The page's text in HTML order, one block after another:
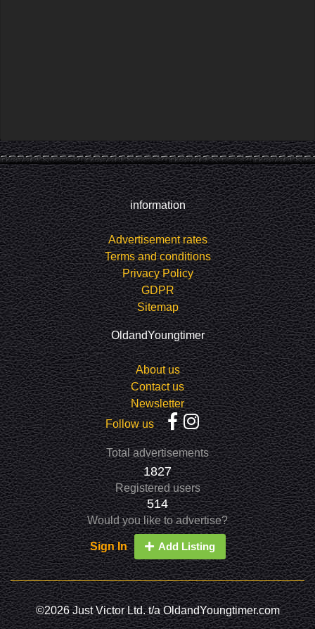
information
Advertisement rates
Terms and conditions
Privacy Policy
GDPR
Sitemap
OldandYoungtimer
About us
Contact us
Newsletter
Follow us
Total advertisements
1827
Registered users
514
Would you like to advertise?
Sign In Add Listing
©2026 Just Victor Ltd. t/a OldandYoungtimer.com